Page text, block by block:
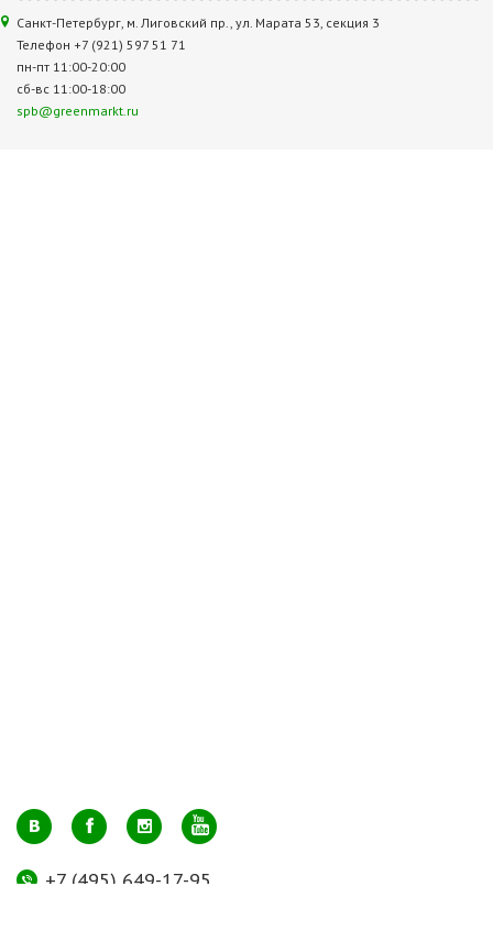
Санкт-Петербург, м. Лиговский пр., ул. Марата 53, секция 3
Телефон +7 (921) 597 51 71
пн-пт 11:00-20:00
сб-вс 11:00-18:00
spb@greenmarkt.ru
+7 (495) 649-17-95